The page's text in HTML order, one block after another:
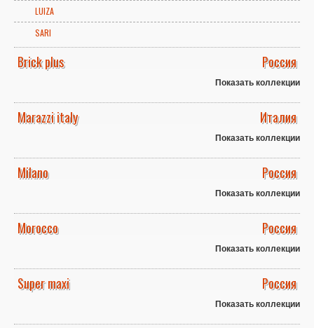
LUIZA
SARI
Brick plus Россия
Показать коллекции
Marazzi italy Италия
Показать коллекции
Milano Россия
Показать коллекции
Morocco Россия
Показать коллекции
Super maxi Россия
Показать коллекции